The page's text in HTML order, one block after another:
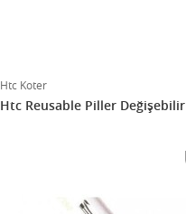
Htc Koter
Htc Reusable Piller Değişebilir